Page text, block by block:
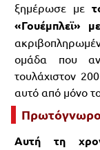
ξημέρωσε με
«Γουέμπλεϊ»
ομάδα που
τουλάχιστον
αυτό από μόνο
Αυτή τη